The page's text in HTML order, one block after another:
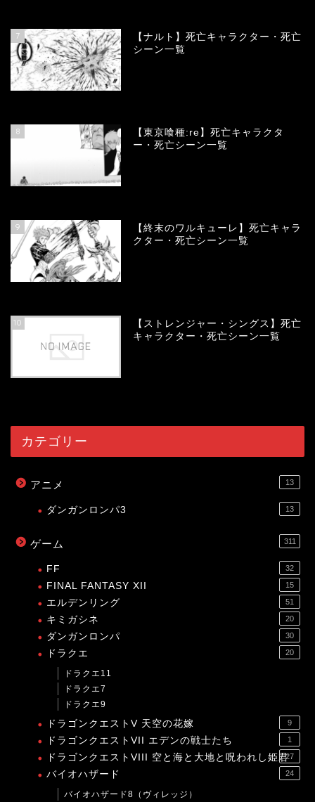
7
【ナルト】死亡キャラクター・死亡
シーン一覧
8
【東京喰種:re】死亡キャラクタ
ー・死亡シーン一覧
9
【終末のワルキューレ】死亡キャラ
クター・死亡シーン一覧
10
【ストレンジャー・シングス】死亡
キャラクター・死亡シーン一覧
カテゴリー
アニメ 13
ダンガンロンパ3 13
ゲーム 311
FF 32
FINAL FANTASY XII 15
エルデンリング 51
キミガシネ 20
ダンガンロンパ 30
ドラクエ 20
ドラクエ11
ドラクエ7
ドラクエ9
ドラゴンクエストV 天空の花嫁 9
ドラゴンクエストVII エデンの戦士たち 1
ドラゴンクエストVIII 空と海と大地と呪われし姫君27
バイオハザード 24
バイオハザード8（ヴィレッジ）